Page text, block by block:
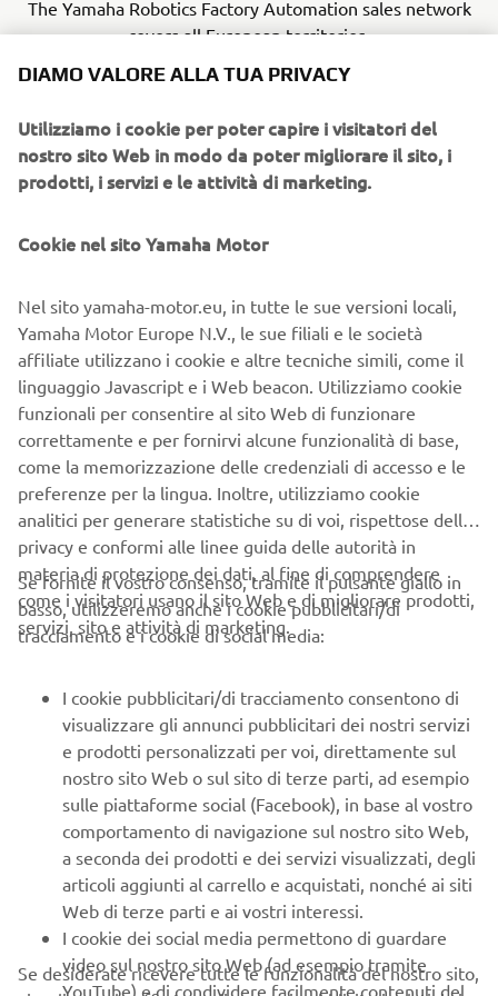
The Yamaha Robotics Factory Automation sales network
covers all European territories.
Yamaha’s Jumpei Ninomiya (left) and Yasushi Miyake
(right) presented the annual awards to (l to r) Roberto
Facchinetti, A.T.T.I srl, Ms Chiyo Kubota, Seika Sangyo
GmbH, and Aitor Fernandez, Robotplus.
DIAMO VALORE ALLA TUA PRIVACY
Utilizziamo i cookie per poter capire i visitatori del
nostro sito Web in modo da poter migliorare il sito, i
prodotti, i servizi e le attività di marketing.
Cookie nel sito Yamaha Motor
Nel sito yamaha-motor.eu, in tutte le sue versioni locali,
Yamaha Motor Europe N.V., le sue filiali e le società
affiliate utilizzano i cookie e altre tecniche simili, come il
linguaggio Javascript e i Web beacon. Utilizziamo cookie
funzionali per consentire al sito Web di funzionare
correttamente e per fornirvi alcune funzionalità di base,
come la memorizzazione delle credenziali di accesso e le
preferenze per la lingua. Inoltre, utilizziamo cookie
analitici per generare statistiche su di voi, rispettose della
privacy e conformi alle linee guida delle autorità in
materia di protezione dei dati, al fine di comprendere
come i visitatori usano il sito Web e di migliorare prodotti,
servizi, sito e attività di marketing.
Se fornite il vostro consenso, tramite il pulsante giallo in
basso, utilizzeremo anche i cookie pubblicitari/di
tracciamento e i cookie di social media:
I cookie pubblicitari/di tracciamento consentono di
visualizzare gli annunci pubblicitari dei nostri servizi
e prodotti personalizzati per voi, direttamente sul
nostro sito Web o sul sito di terze parti, ad esempio
sulle piattaforme social (Facebook), in base al vostro
comportamento di navigazione sul nostro sito Web,
a seconda dei prodotti e dei servizi visualizzati, degli
articoli aggiunti al carrello e acquistati, nonché ai siti
Web di terze parti e ai vostri interessi.
I cookie dei social media permettono di guardare
video sul nostro sito Web (ad esempio tramite
YouTube) e di condividere facilmente contenuti del
Se desiderate ricevere tutte le funzionalità del nostro sito,